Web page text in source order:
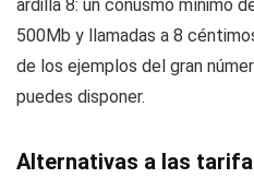
ardilla 8: un conusmo mínimo
500Mb y llamadas a 8
de los ejemplos del gran
puedes disponer.
Alternativas a las